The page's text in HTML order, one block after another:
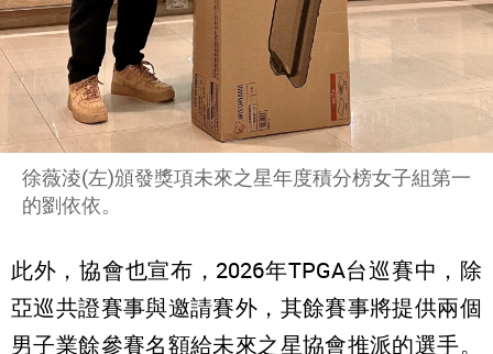
徐薇淩(左)頒發獎項未來之星年度積分榜女子組第一
的劉依依。
此外，協會也宣布，2026年TPGA台巡賽中，除
亞巡共證賽事與邀請賽外， 其餘賽事將提供兩個
男子業餘參賽名額給未來之星協會推派的選手。